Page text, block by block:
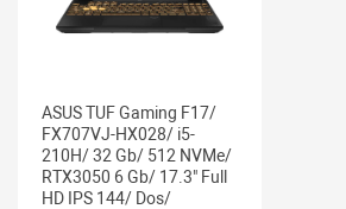
ASUS TUF Gaming F17/
FX707VJ-HX028/ i5-
210H/ 32 Gb/ 512 NVMe/
RTX3050 6 Gb/ 17.3" Full
HD IPS 144/ Dos/